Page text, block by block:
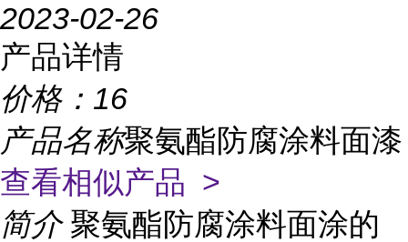
2023-02-26
产品详情
价格： 16
产品名称聚氨酯防腐涂料面漆
查看相似产品 >
简介 聚氨酯防腐涂料面涂的